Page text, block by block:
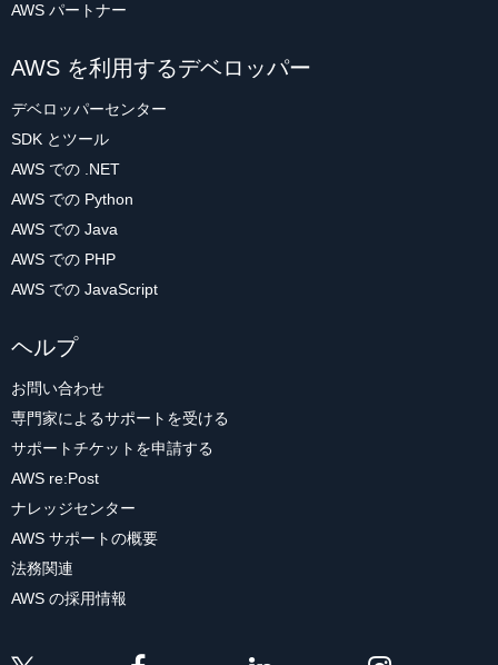
AWS パートナー
AWS を利用するデベロッパー
デベロッパーセンター
SDK とツール
AWS での .NET
AWS での Python
AWS での Java
AWS での PHP
AWS での JavaScript
ヘルプ
お問い合わせ
専門家によるサポートを受ける
サポートチケットを申請する
AWS re:Post
ナレッジセンター
AWS サポートの概要
法務関連
AWS の採用情報